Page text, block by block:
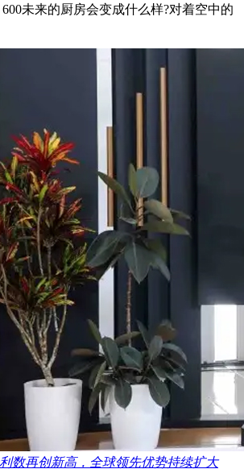
未来的厨房会变成什么样?对着空中的
数再创新高，全球领先优势持续扩大